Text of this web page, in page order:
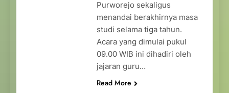
Purworejo sekaligus
menandai berakhirnya masa
studi selama tiga tahun.
Acara yang dimulai pukul
09.00 WIB ini dihadiri oleh
jajaran guru…
Read More